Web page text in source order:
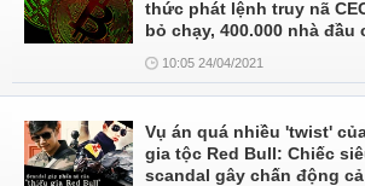
thức phát lệnh truy nã
bỏ chạy, 400.000 nhà
10:05 24/04/2021
Vụ án quá nhiều 'twist'
gia tộc Red Bull: Chiếc
scandal gây chấn động